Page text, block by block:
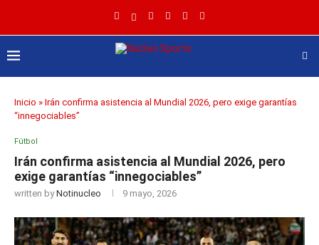
Inicio » Irán confirma asistencia al Mundial 2026, pero exige garantías
“innegociables”
Fútbol
Irán confirma asistencia al Mundial 2026, pero
exige garantías “innegociables”
written byNotinucleo 9 mayo, 2026